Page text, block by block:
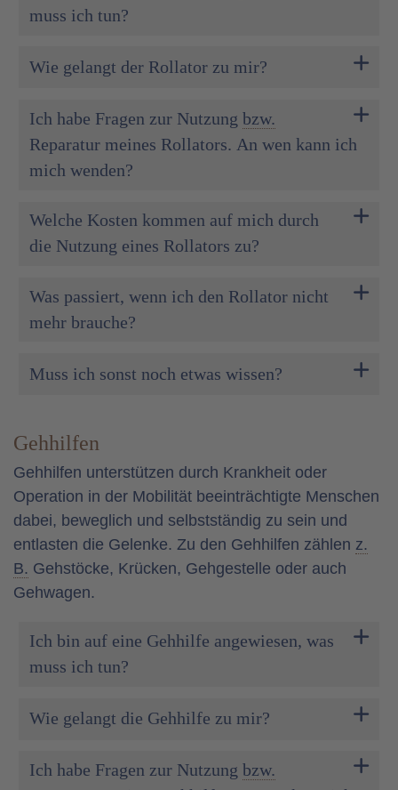
muss ich tun?
Wie gelangt der Rollator zu mir?
Ich habe Fragen zur Nutzung bzw.
Reparatur meines Rollators. An wen kann ich
mich wenden?
Welche Kosten kommen auf mich durch
die Nutzung eines Rollators zu?
Was passiert, wenn ich den Rollator nicht
mehr brauche?
Muss ich sonst noch etwas wissen?
Gehhilfen
Gehhilfen unterstützen durch Krankheit oder
Operation in der Mobilität beeinträchtigte Menschen
dabei, beweglich und selbstständig zu sein und
entlasten die Gelenke. Zu den Gehhilfen zählen z.
B. Gehstöcke, Krücken, Gehgestelle oder auch
Gehwagen.
Ich bin auf eine Gehhilfe angewiesen, was
muss ich tun?
Wie gelangt die Gehhilfe zu mir?
Ich habe Fragen zur Nutzung bzw.